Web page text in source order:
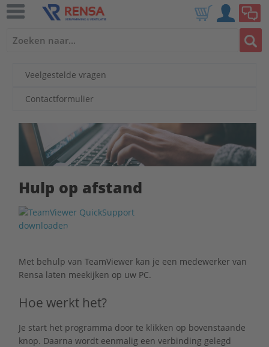
Veelgestelde vragen
Contactformulier
Hulp op afstand
TeamViewer downloaden
Met behulp van TeamViewer kan je een medewerker van
Rensa laten meekijken op uw PC.
Hoe werkt het?
Je start het programma door te klikken op bovenstaande
knop. Daarna wordt eenmalig een verbinding gelegd